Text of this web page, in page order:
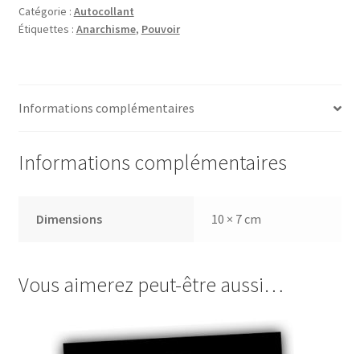
Catégorie : Autocollant
Étiquettes : Anarchisme, Pouvoir
Informations complémentaires
Informations complémentaires
Dimensions 10 × 7 cm
Vous aimerez peut-être aussi…